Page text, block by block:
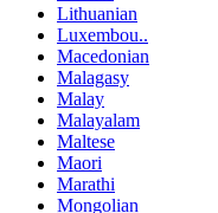
Lithuanian
Luxembou..
Macedonian
Malagasy
Malay
Malayalam
Maltese
Maori
Marathi
Mongolian